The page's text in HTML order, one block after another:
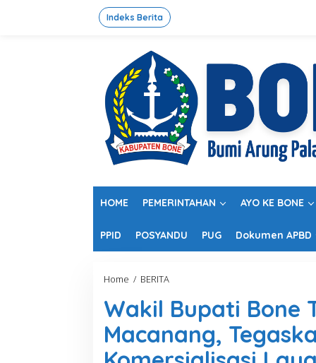
Indeks Berita
HOME PEMERINTAHAN AYO KE BONE
PPID POSYANDU PUG Dokumen APBD
Home / BERITA
k
l
B
u
Wakil Bupati Bone
Macanang,